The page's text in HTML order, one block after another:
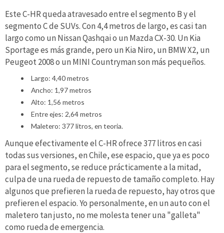
Este C-HR queda atravesado entre el segmento B y el
segmento C de SUVs. Con 4,4 metros de largo, es casi tan
largo como un Nissan Qashqai o un Mazda CX-30. Un Kia
Sportage es más grande, pero un Kia Niro, un BMW X2, un
Peugeot 2008 o un MINI Countryman son más pequeños.
Largo: 4,40 metros
Ancho: 1,97 metros
Alto: 1,56 metros
Entre ejes: 2,64 metros
Maletero: 377 litros, en teoria.
Aunque efectivamente el C-HR ofrece 377 litros en casi
todas sus versiones, en Chile, ese espacio, que ya es poco
para el segmento, se reduce prácticamente a la mitad,
culpa de una rueda de repuesto de tamaño completo. Hay
algunos que prefieren la rueda de repuesto, hay otros que
prefieren el espacio. Yo personalmente, en un auto con el
maletero tan justo, no me molesta tener una "galleta"
como rueda de emergencia.